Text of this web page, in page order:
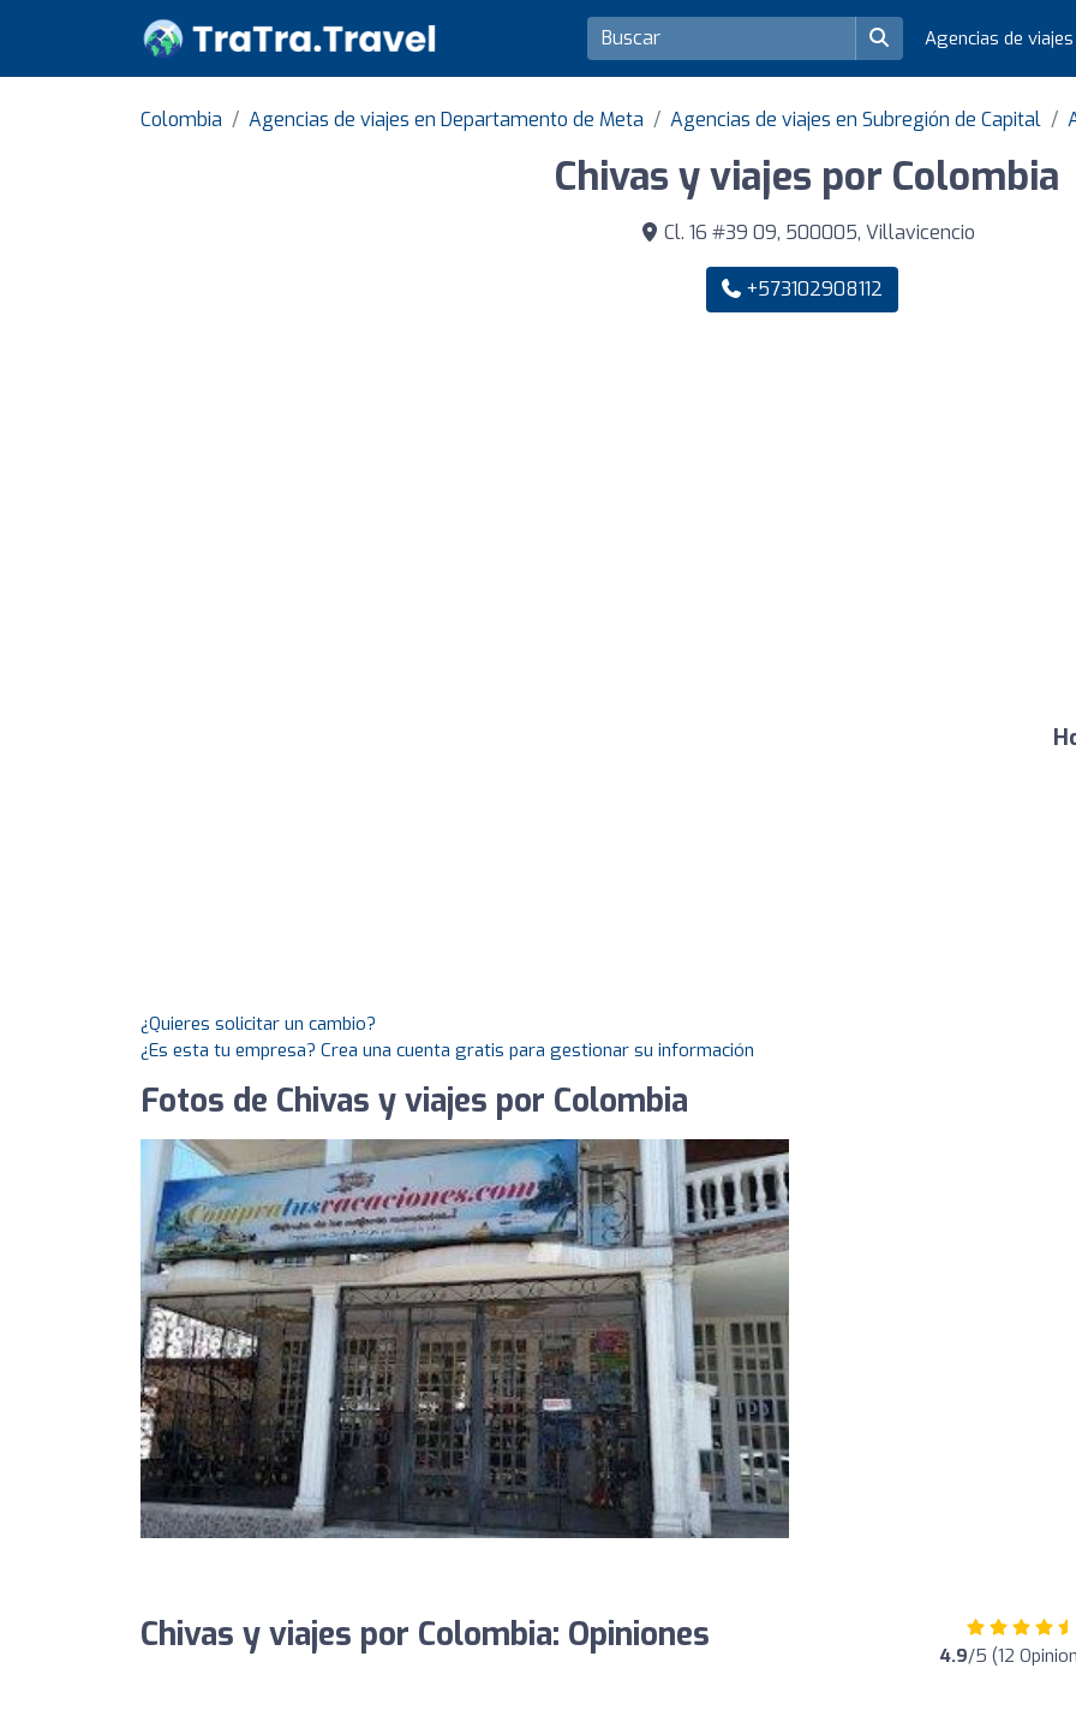
Agencias de viajes
Colombia Agencias de viajes en Departamento de Meta Agencias de viajes en Subregión de Capital
Chivas y viajes por Colombia
Cl. 16 #39 09, 500005, Villavicencio
+573102908112
¿Quieres solicitar un cambio?
¿Es esta tu empresa? Crea una cuenta gratis para gestionar su información
Fotos de Chivas y viajes por Colombia
Chivas y viajes por Colombia: Opiniones 4.9/5 (12